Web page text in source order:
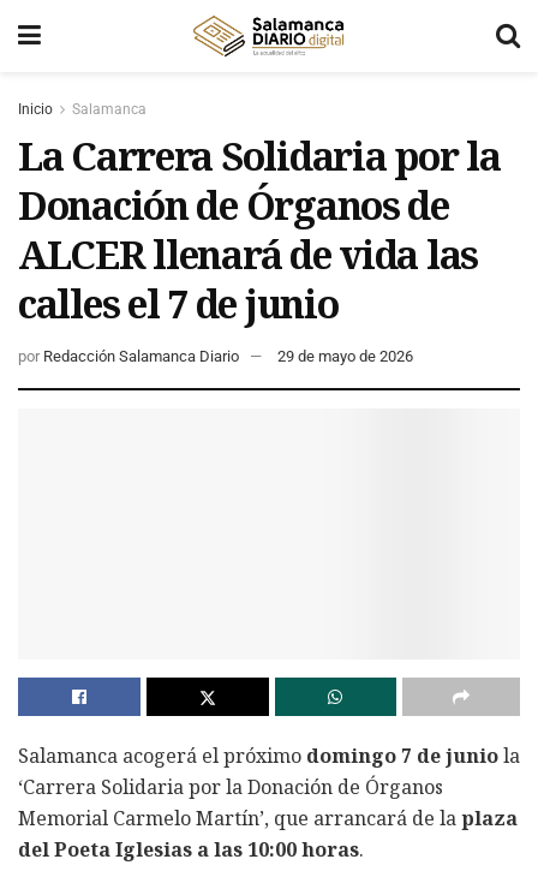
Inicio Salamanca
La Carrera Solidaria por la
Donación de Órganos de
ALCER llenará de vida las
calles el 7 de junio
por Redacción Salamanca Diario 29 de mayo de 2026
Salamanca acogerá el próximo domingo 7 de juniola
‘Carrera Solidaria por la Donación de Órganos
Memorial Carmelo Martín’, que arrancará de laplaza
del Poeta Iglesias a las 10:00 horas.